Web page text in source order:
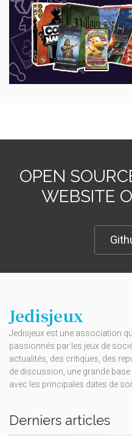
OPEN
WEBSITE
Jedisjeux
Jedisjeux est une association
passionnés par les jeux de
actualités, des critiques, des
de discussion, une grande
avec les principales dates de
Derniers articles